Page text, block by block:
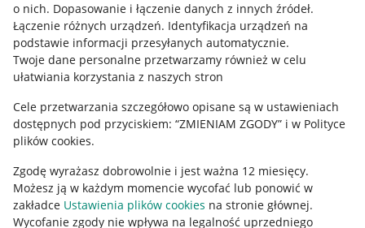
o nich. Dopasowanie i łączenie danych z innych źródeł.
Łączenie różnych urządzeń. Identyfikacja urządzeń na
podstawie informacji przesyłanych automatycznie.
Twoje dane personalne przetwarzamy również w celu
ułatwiania korzystania z naszych stron
Cele przetwarzania szczegółowo opisane są w ustawieniach
dostępnych pod przyciskiem: “ZMIENIAM ZGODY” i w Polityce
plików cookies.
Zgodę wyrażasz dobrowolnie i jest ważna 12 miesięcy.
Możesz ją w każdym momencie wycofać lub ponowić w
zakładce Ustawienia plików cookies na stronie głównej.
Wycofanie zgody nie wpływa na legalność uprzedniego
Regulamin
Polityka plików "cookies"
Ustawienia plików "cookies"
Udostępnianie lokalizacji
Informacje dla Aktu o Usługach Cyfrowych
Pobierz aplikację